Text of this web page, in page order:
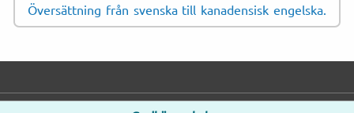
Översättning från svenska till kanadensisk engelska.